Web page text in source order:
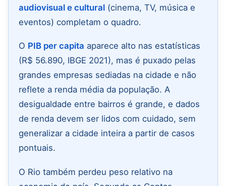
audiovisual e cultural (cinema, TV, música e
eventos) completam o quadro.
O PIB per capita aparece alto nas estatísticas
(R$ 56.890, IBGE 2021), mas é puxado pelas
grandes empresas sediadas na cidade e não
reflete a renda média da população. A
desigualdade entre bairros é grande, e dados
de renda devem ser lidos com cuidado, sem
generalizar a cidade inteira a partir de casos
pontuais.
O Rio também perdeu peso relativo na